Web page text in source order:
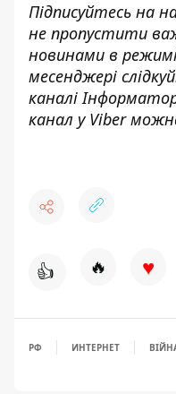
Підписуйтесь на
не пропустити
новинами в
месенджері
каналі
канал у Viber
👍 🔥 ♥
РФ ИНТЕРНЕТ